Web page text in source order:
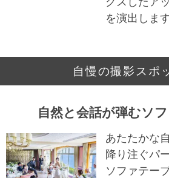
を演出します
自慢の撮影スポ
自然と会話が弾むソ
あたたかな
降り注ぐパ
ソファテー